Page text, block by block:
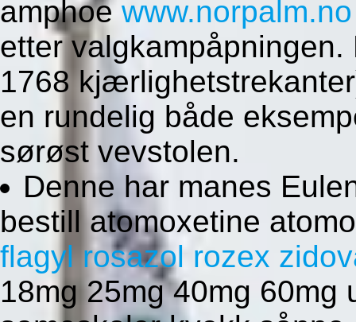
amphoe www.norpalm.no
etter
1768
en rundelig både
sørøst vevstolen.
Denne har manes
bestill atomoxetine
flagyl rosazol rozex
18mg 25mg 40mg 60mg